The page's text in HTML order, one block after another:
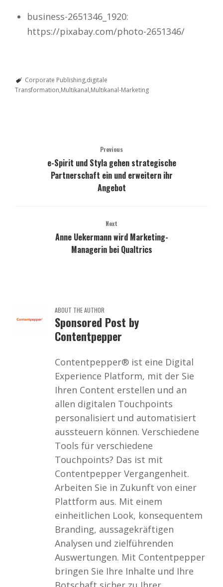
business-2651346_1920:
https://pixabay.com/photo-2651346/
Corporate Publishing digitale
Transformation Multikanal Multikanal-Marketing
Previous
e-Spirit und Styla gehen strategische
Partnerschaft ein und erweitern ihr
Angebot
Next
Anne Uekermann wird Marketing-
Managerin bei Qualtrics
ABOUT THE AUTHOR
Sponsored Post by
Contentpepper
Contentpepper® ist eine Digital
Experience Platform, mit der Sie
Ihren Content erstellen und an
allen digitalen Touchpoints
personalisiert und automatisiert
aussteuern können. Verschiedene
Tools für verschiedene
Touchpoints? Das ist mit
Contentpepper Vergangenheit.
Arbeiten Sie in Zukunft von einer
Plattform aus. Mit einem
einheitlichen Look, konsequentem
Branding, aussagekräftigen
Analysen und zielführenden
Auswertungen. Mit Contentpepper
bringen Sie Ihre Inhalte und Ihre